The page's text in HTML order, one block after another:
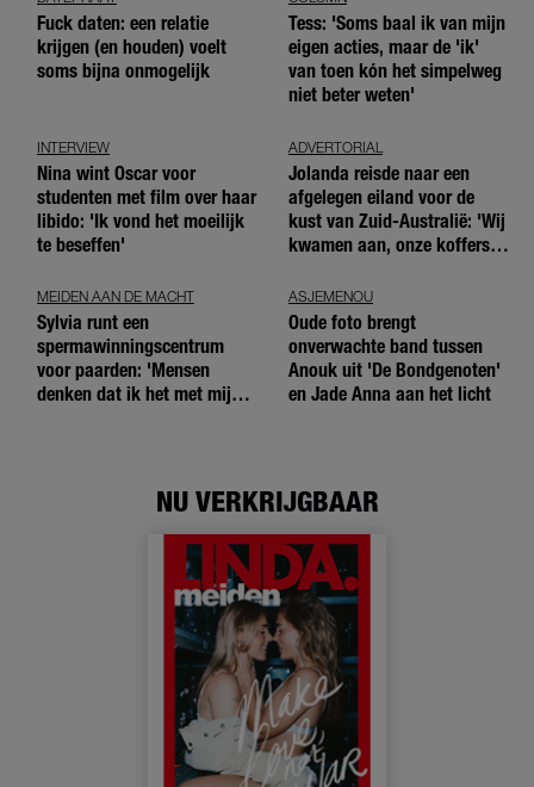
Fuck daten: een relatie
krijgen (en houden) voelt
soms bijna onmogelijk
Tess: 'Soms baal ik van mijn
eigen acties, maar de 'ik'
van toen kón het simpelweg
niet beter weten'
INTERVIEW
Nina wint Oscar voor
studenten met film over haar
libido: 'Ik vond het moeilijk
te beseffen'
ADVERTORIAL
Jolanda reisde naar een
afgelegen eiland voor de
kust van Zuid-Australië: 'Wij
kwamen aan, onze koffers
MEIDEN AAN DE MACHT
Sylvia runt een
spermawinningscentrum
voor paarden: 'Mensen
denken dat ik het met mijn
ASJEMENOU
Oude foto brengt
onverwachte band tussen
Anouk uit 'De Bondgenoten'
en Jade Anna aan het licht
NU VERKRIJGBAAR